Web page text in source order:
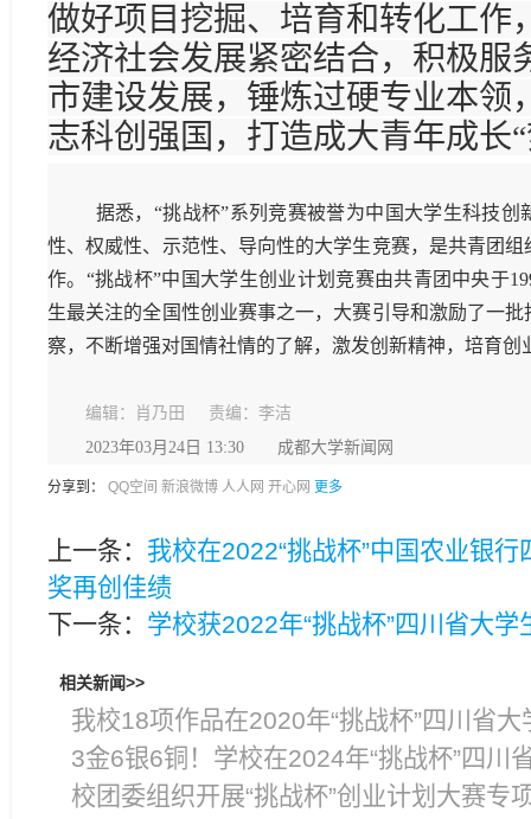
做好项目挖掘、培育和转化工作
经济社会发展紧密结合，积极服
市建设发展，锤炼过硬专业本领
志科创强国，打造成大青年成长
据悉，“挑战杯”系列竞赛被誉为中国大学生科技
性、权威性、示范性、导向性的大学生竞赛，是共青团
作。“挑战杯”中国大学生创业计划竞赛由共青团中央于
生最关注的全国性创业赛事之一，大赛引导和激励了一
察，不断增强对国情社情的了解，激发创新精神，培育创
编辑：肖乃田 责编：李洁
2023年03月24日 13:30 成都大学新闻网
分享到： QQ空间 新浪微博 人人网 开心网 更多
上一条： 我校在2022“挑战杯”中国农业银
奖再创佳绩
下一条： 学校获2022年“挑战杯”四川省大学
相关新闻>>
我校18项作品在2020年“挑战杯”四川省
3金6银6铜！学校在2024年“挑战杯”四川
校团委组织开展“挑战杯”创业计划大赛专